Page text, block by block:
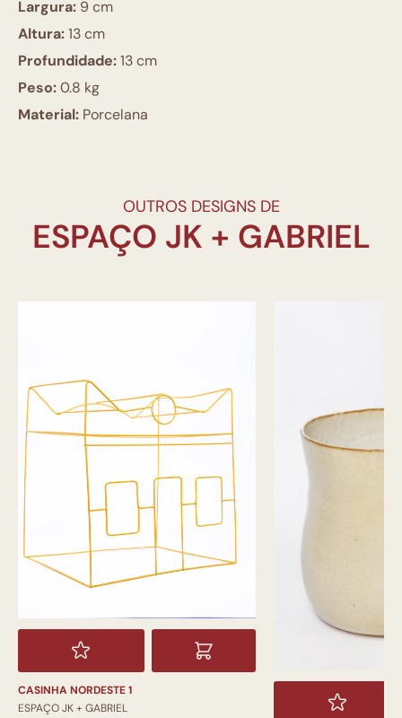
Largura: 9 cm
Altura:13 cm
Profundidade:13 cm
Peso:0.8 kg
Material: Porcelana
OUTROS DESIGNS DE
CASINHA NORDESTE 1
ESPAÇO JK + GABRIEL